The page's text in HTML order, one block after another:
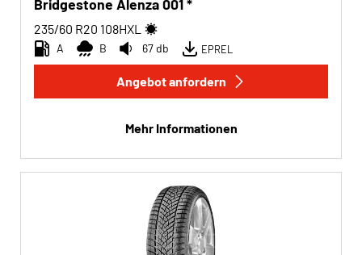
Bridgestone Alenza 001 *
235/60 R20 108HXL
A B 67 db EPREL
Angebot anfordern
Mehr Informationen